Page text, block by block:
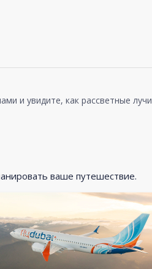
и увидите, как рассветные лучи
ваше путешествие.